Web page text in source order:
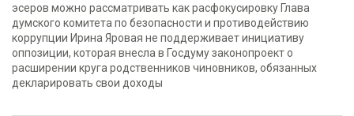
эсеров можно рассматривать как расфокусировку Глава
думского комитета по безопасности и противодействию
коррупции Ирина Яровая не поддерживает инициативу
оппозиции, которая внесла в Госдуму законопроект о
расширении круга родственников чиновников, обязанных
декларировать свои доходы